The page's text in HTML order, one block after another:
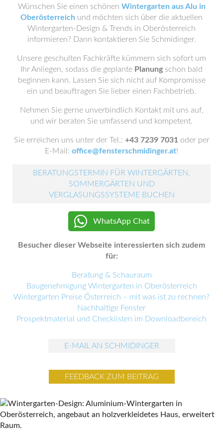
Wünschen Sie einen schönen Wintergarten aus Alu in
Oberösterreich und möchten sich über die aktuellen
Wintergarten-Design & Trends in Oberösterreich
informieren? Dann kontaktieren Sie Schmidinger.
Unsere geschulten Fachkräfte kümmern sich sofort um
Ihr Anliegen, sodass die geplante Planung schon bald
beginnen kann. Lassen Sie sich nicht auf Kompromisse
ein und beauftragen Sie lieber einen Fachbetrieb.
Nehmen Sie gerne unverbindlich Kontakt mit uns auf,
und wir beraten Sie umfassend und kompetent.
Sie erreichen uns unter der Tel.: +43 7239 7031oder per
E-Mail: office@fensterschmidinger.at!
BERATUNGSTERMIN FÜR WINTERGÄRTEN,
SOMMERGÄRTEN UND
VERGLASUNGSSYSTEME BUCHEN
WhatsApp Chat
Besucher dieser Webseite interessierten sich zudem
für:
Beratung & Schauraum
Baugenehmigung Wintergarten in Oberösterreich
Wintergarten Preise Österreich – mit was ist zu rechnen?
Nachhaltige Fenster
Prospektmaterial und Checklisten im Downloadbereich
E-MAIL AN SCHMIDINGER
FEEDBACK ZUM BEITRAG